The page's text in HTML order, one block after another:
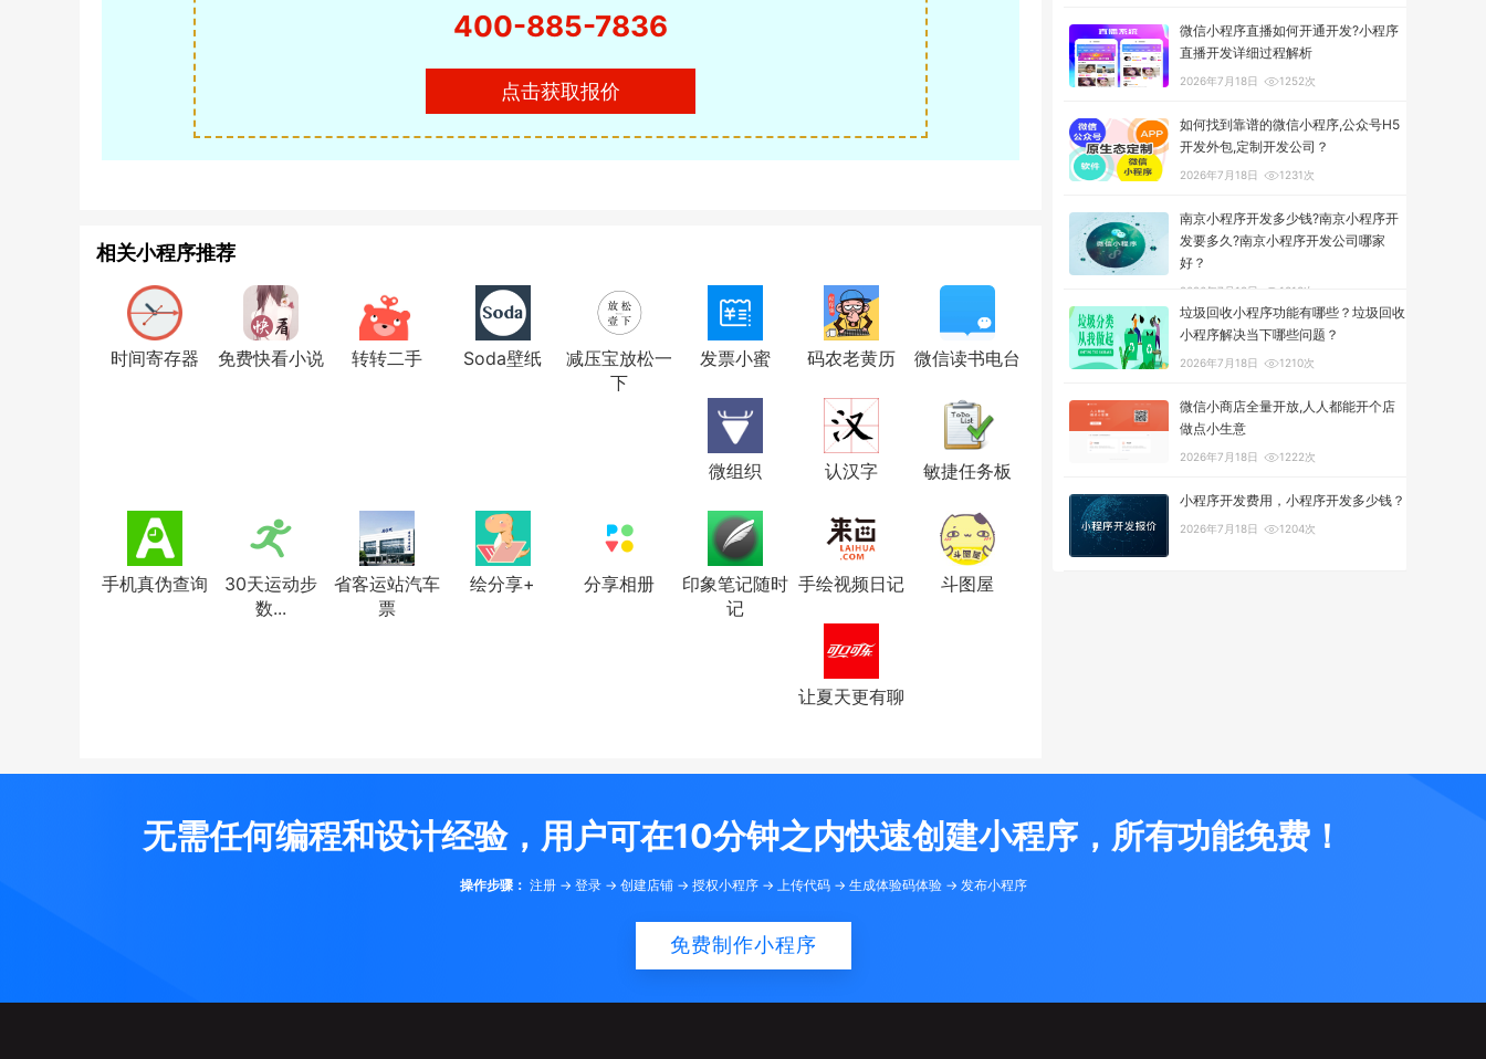
400-885-7836
点击获取报价
相关小程序推荐
时间寄存器 免费快看小说 转转二手 Soda壁纸
减压宝放松一
下
发票小蜜 码农老黄历 微信读书电台
微组织 认汉字 敏捷任务板
手机真伪查询
30天运动步
数...
省客运站汽车
票
绘分享+ 分享相册
印象笔记随时
记
手绘视频日记 斗图屋
让夏天更有聊
微信小程序直播如何开通开发?小程序
直播开发详细过程解析
2026年7月18日 1252次
如何找到靠谱的微信小程序,公众号H5
开发外包,定制开发公司？
2026年7月18日 1231次
南京小程序开发多少钱?南京小程序开
发要多久?南京小程序开发公司哪家
好？
2026年7月18日 1313次
垃圾回收小程序功能有哪些？垃圾回收
小程序解决当下哪些问题？
2026年7月18日 1210次
微信小商店全量开放,人人都能开个店
做点小生意
2026年7月18日 1222次
小程序开发费用，小程序开发多少钱？
2026年7月18日 1204次
无需任何编程和设计经验，用户可在10分钟之内快速创建小程序，所有功能免费！
操作步骤： 注册 -> 登录 -> 创建店铺 -> 授权小程序 -> 上传代码 -> 生成体验码体验 -> 发布小程序
免费制作小程序